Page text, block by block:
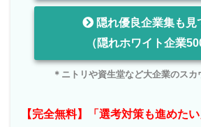
隠れ優良企業集も見
（隠れホワイト企業
＊ニトリや資生堂など大企業のスカ
【完全無料】「選考対策も進めたい